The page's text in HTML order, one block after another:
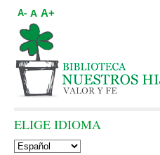
A- A A+
ELIGE IDIOMA